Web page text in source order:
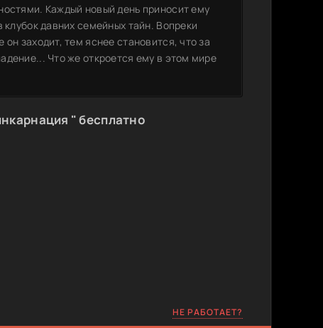
Каждый новый день приносит ему
давних семейных тайн. Вопреки
заходит, тем яснее становится, что за
Что же откроется ему в этом мире
" бесплатно
НЕ РАБОТАЕТ?